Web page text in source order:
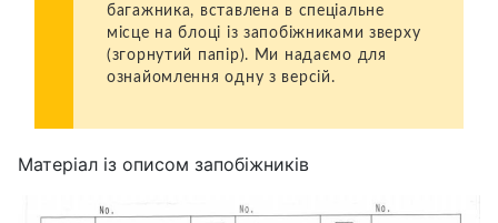
багажника, вставлена ​​в спеціальне
місце на блоці із запобіжниками зверху
(згорнутий папір). Ми надаємо для
ознайомлення одну з версій.
Матеріал із описом запобіжників